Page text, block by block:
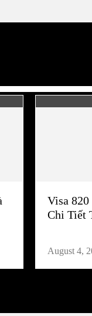
Visa
Chi Tiết
August 4,